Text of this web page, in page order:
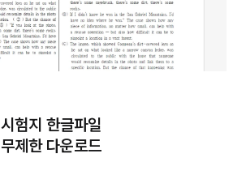
시험지 한글파일
무제한 다운로드